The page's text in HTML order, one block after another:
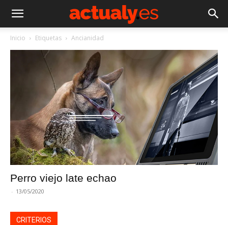
Inicio Etiquetas Ancianidad
Perro viejo late echao
- 13/05/2020
CRITERIOS